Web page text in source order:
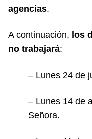
agencias.
A continuación, los
no trabajará:
– Lunes 24 de
– Lunes 14 de
Señora.